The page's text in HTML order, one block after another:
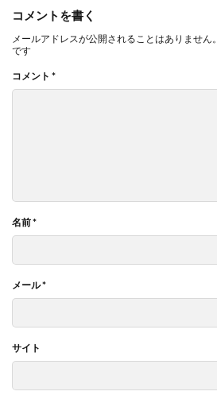
コメントを書く
メールアドレスが公開されることはありません。
です
コメント *
名前*
メール*
サイト